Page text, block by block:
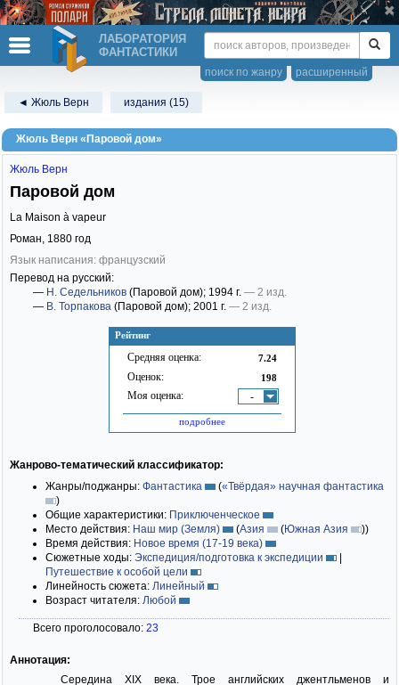
ЛАБОРАТОРИЯ
ФАНТАСТИКИ
расширенный
поиск по жанру
◄ Жюль Верн издания (15)
Жюль Верн «Паровой дом»
Рейтинг
Средняя оценка: 7.24
Оценок: 198
Моя оценка: -
подробнее
Жюль Верн
Паровой дом
La Maison à vapeur
Роман, 1880 год
Язык написания: французский
Перевод на русский:
— Н. Седельников (Паровой дом); 1994 г. — 2 изд.
— В. Торпакова (Паровой дом); 2001 г. — 2 изд.
Жанрово-тематический классификатор:
Жанры/поджанры: Фантастика («Твёрдая» научная фантастика
)
Общие характеристики: Приключенческое
Место действия: Наш мир (Земля) (Азия (Южная Азия ))
Время действия: Новое время (17-19 века)
Сюжетные ходы: Экспедиция/подготовка к экспедиции
|
Путешествие к особой цели
Линейность сюжета: Линейный
Возраст читателя: Любой
Всего проголосовало: 23
Аннотация:
Середина XIX века. Трое английских джентльменов и